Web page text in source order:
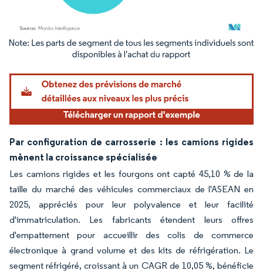
Image © Mordor Intelligence. La réutilisation nécessite une attribution sous CC BY
Par configuration de carrosserie : les camions rigides
mènent la croissance spécialisée
Les camions rigides et les fourgons ont capté 45,10 % de la
taille du marché des véhicules commerciaux de l'ASEAN en
2025, appréciés pour leur polyvalence et leur facilité
d'immatriculation. Les fabricants étendent leurs offres
d'empattement pour accueillir des colis de commerce
électronique à grand volume et des kits de réfrigération. Le
segment réfrigéré, croissant à un CAGR de 10,05 %, bénéficie